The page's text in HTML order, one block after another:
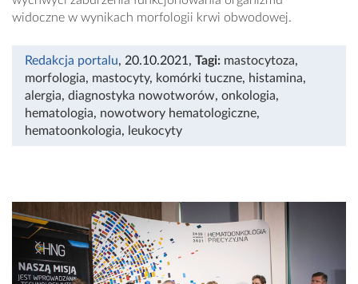
widoczne w wynikach morfologii krwi obwodowej.
Redakcja portalu, 20.10.2021 , Tagi: mastocytoza,
morfologia, mastocyty, komórki tuczne, histamina,
alergia, diagnostyka nowotworów, onkologia,
hematologia, nowotwory hematologiczne,
hematoonkologia, leukocyty